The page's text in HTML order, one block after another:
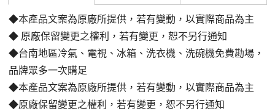
◆本產品文案為原廠所提供，若有變動，以實際商品為主
◆ 原廠保留變更之權利，若有變更，恕不另行通知
◆台南地區冷氣、電視、冰箱、洗衣機、洗碗機免費勘場 ，
品牌眾多一次購足
◆本產品文案為原廠所提供，若有變動，以實際商品為主
◆原廠保留變更之權利，若有變更，恕不另行通知